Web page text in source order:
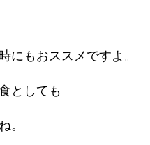
にもおススメですよ。
としても
。